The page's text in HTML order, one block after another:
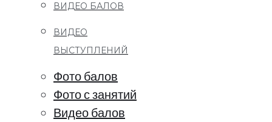
ВИДЕО БАЛОВ
ВИДЕО
ВЫСТУПЛЕНИЙ
Фото балов
Фото с занятий
Видео балов